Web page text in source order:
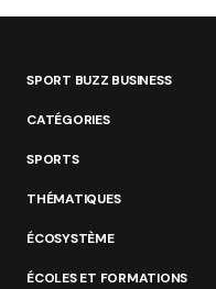
SPORT BUZZ BUSINESS
CATÉGORIES
SPORTS
THÉMATIQUES
ÉCOSYSTÈME
ÉCOLES ET FORMATIONS